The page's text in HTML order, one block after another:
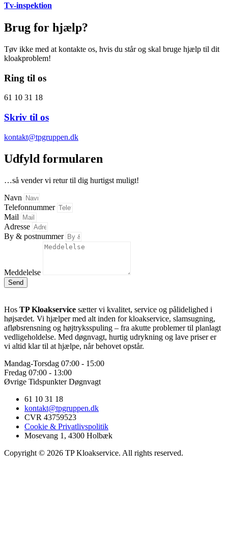
Tv-inspektion
Brug for hjælp?
Tøv ikke med at kontakte os, hvis du står og skal bruge hjælp til dit
kloakproblem!
Ring til os
61 10 31 18
Skriv til os
kontakt@tpgruppen.dk
Udfyld formularen
…så vender vi retur til dig hurtigst muligt!
Navn
Telefonnummer
Mail
Adresse
By & postnummer
Meddelelse
Send
Hos TP Kloakservice sætter vi kvalitet, service og pålidelighed i
højsædet. Vi hjælper med alt inden for kloakservice, slamsugning,
afløbsrensning og højtryksspuling – fra akutte problemer til planlagt
vedligeholdelse. Med døgnvagt, hurtig udrykning og lave priser er
vi altid klar til at hjælpe, når behovet opstår.
Mandag-Torsdag 07:00 - 15:00
Fredag 07:00 - 13:00
Øvrige Tidspunkter Døgnvagt
61 10 31 18
kontakt@tpgruppen.dk
CVR 43759523
Cookie & Privatlivspolitik
Mosevang 1, 4300 Holbæk
Copyright © 2026 TP Kloakservice. All rights reserved.